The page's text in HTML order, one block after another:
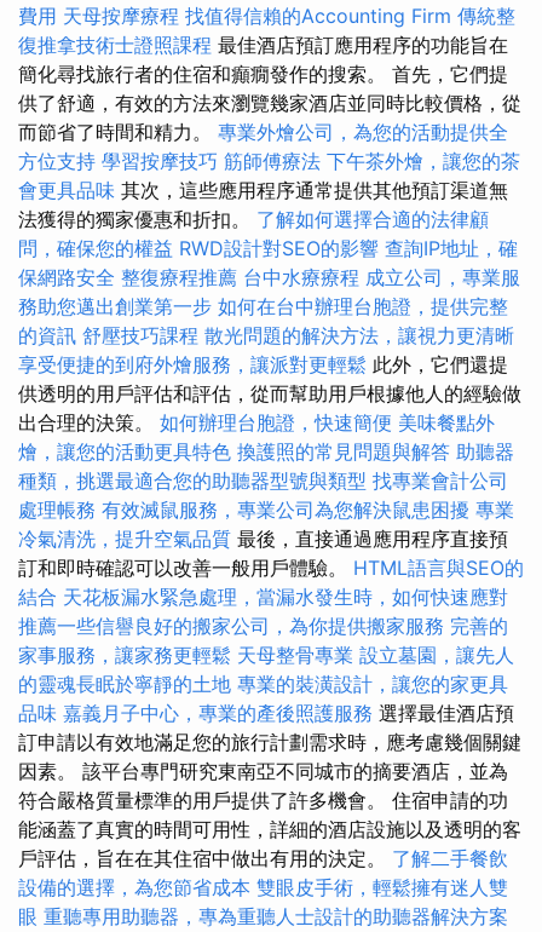
費用 天母按摩療程 找值得信賴的Accounting Firm 傳統整
復推拿技術士證照課程 最佳酒店預訂應用程序的功能旨在
簡化尋找旅行者的住宿和癲癇發作的搜索。 首先，它們提
供了舒適，有效的方法來瀏覽幾家酒店並同時比較價格，從
而節省了時間和精力。 專業外燴公司，為您的活動提供全
方位支持 學習按摩技巧 筋師傅療法 下午茶外燴，讓您的茶
會更具品味 其次，這些應用程序通常提供其他預訂渠道無
法獲得的獨家優惠和折扣。 了解如何選擇合適的法律顧
問，確保您的權益 RWD設計對SEO的影響 查詢IP地址，確
保網路安全 整復療程推薦 台中水療療程 成立公司，專業服
務助您邁出創業第一步 如何在台中辦理台胞證，提供完整
的資訊 舒壓技巧課程 散光問題的解決方法，讓視力更清晰
享受便捷的到府外燴服務，讓派對更輕鬆 此外，它們還提
供透明的用戶評估和評估，從而幫助用戶根據他人的經驗做
出合理的決策。 如何辦理台胞證，快速簡便 美味餐點外
燴，讓您的活動更具特色 換護照的常見問題與解答 助聽器
種類，挑選最適合您的助聽器型號與類型 找專業會計公司
處理帳務 有效滅鼠服務，專業公司為您解決鼠患困擾 專業
冷氣清洗，提升空氣品質 最後，直接通過應用程序直接預
訂和即時確認可以改善一般用戶體驗。 HTML語言與SEO的
結合 天花板漏水緊急處理，當漏水發生時，如何快速應對
推薦一些信譽良好的搬家公司，為你提供搬家服務 完善的
家事服務，讓家務更輕鬆 天母整骨專業 設立墓園，讓先人
的靈魂長眠於寧靜的土地 專業的裝潢設計，讓您的家更具
品味 嘉義月子中心，專業的產後照護服務 選擇最佳酒店預
訂申請以有效地滿足您的旅行計劃需求時，應考慮幾個關鍵
因素。 該平台專門研究東南亞不同城市的摘要酒店，並為
符合嚴格質量標準的用戶提供了許多機會。 住宿申請的功
能涵蓋了真實的時間可用性，詳細的酒店設施以及透明的客
戶評估，旨在在其住宿中做出有用的決定。 了解二手餐飲
設備的選擇，為您節省成本 雙眼皮手術，輕鬆擁有迷人雙
眼 重聽專用助聽器，專為重聽人士設計的助聽器解決方案